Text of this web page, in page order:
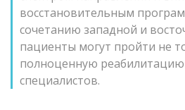
восстановительным
сочетанию западной и
пациенты могут пройти не
полноценную
специалистов.